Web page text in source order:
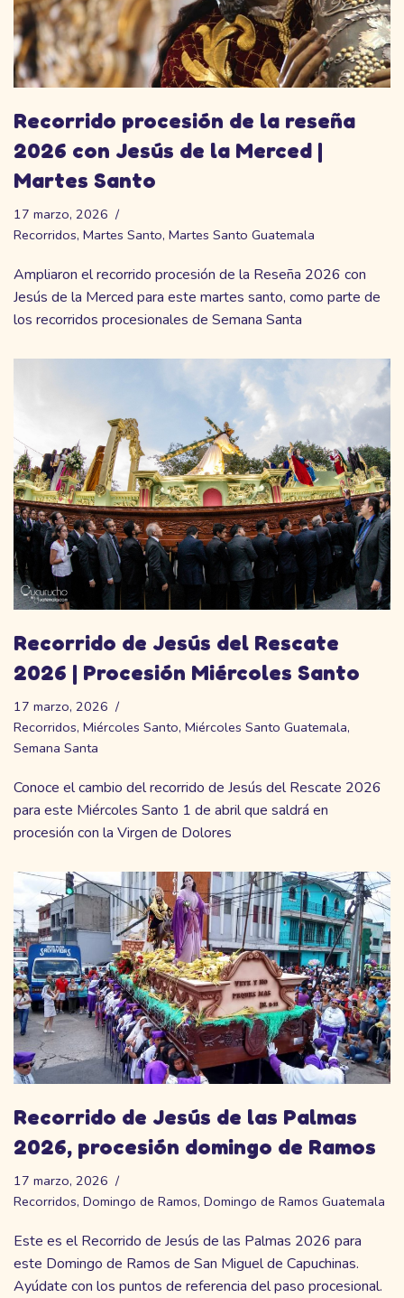
Recorrido procesión de la reseña
2026 con Jesús de la Merced |
Martes Santo
17 marzo, 2026
Recorridos, Martes Santo, Martes Santo Guatemala
Ampliaron el recorrido procesión de la Reseña 2026 con
Jesús de la Merced para este martes santo, como parte de
los recorridos procesionales de Semana Santa
Recorrido de Jesús del Rescate
2026 | Procesión Miércoles Santo
17 marzo, 2026
Recorridos, Miércoles Santo, Miércoles Santo Guatemala,
Semana Santa
Conoce el cambio del recorrido de Jesús del Rescate 2026
para este Miércoles Santo 1 de abril que saldrá en
procesión con la Virgen de Dolores
Recorrido de Jesús de las Palmas
2026, procesión domingo de Ramos
17 marzo, 2026
Recorridos, Domingo de Ramos, Domingo de Ramos Guatemala
Este es el Recorrido de Jesús de las Palmas 2026 para
este Domingo de Ramos de San Miguel de Capuchinas.
Ayúdate con los puntos de referencia del paso procesional.